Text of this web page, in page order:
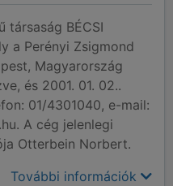
társaság BÉCSI
a Perényi Zsigmond
Magyarország
és 2001. 01. 02..
01/4301040, e-mail:
A cég jelenlegi
Otterbein Norbert.
További információk